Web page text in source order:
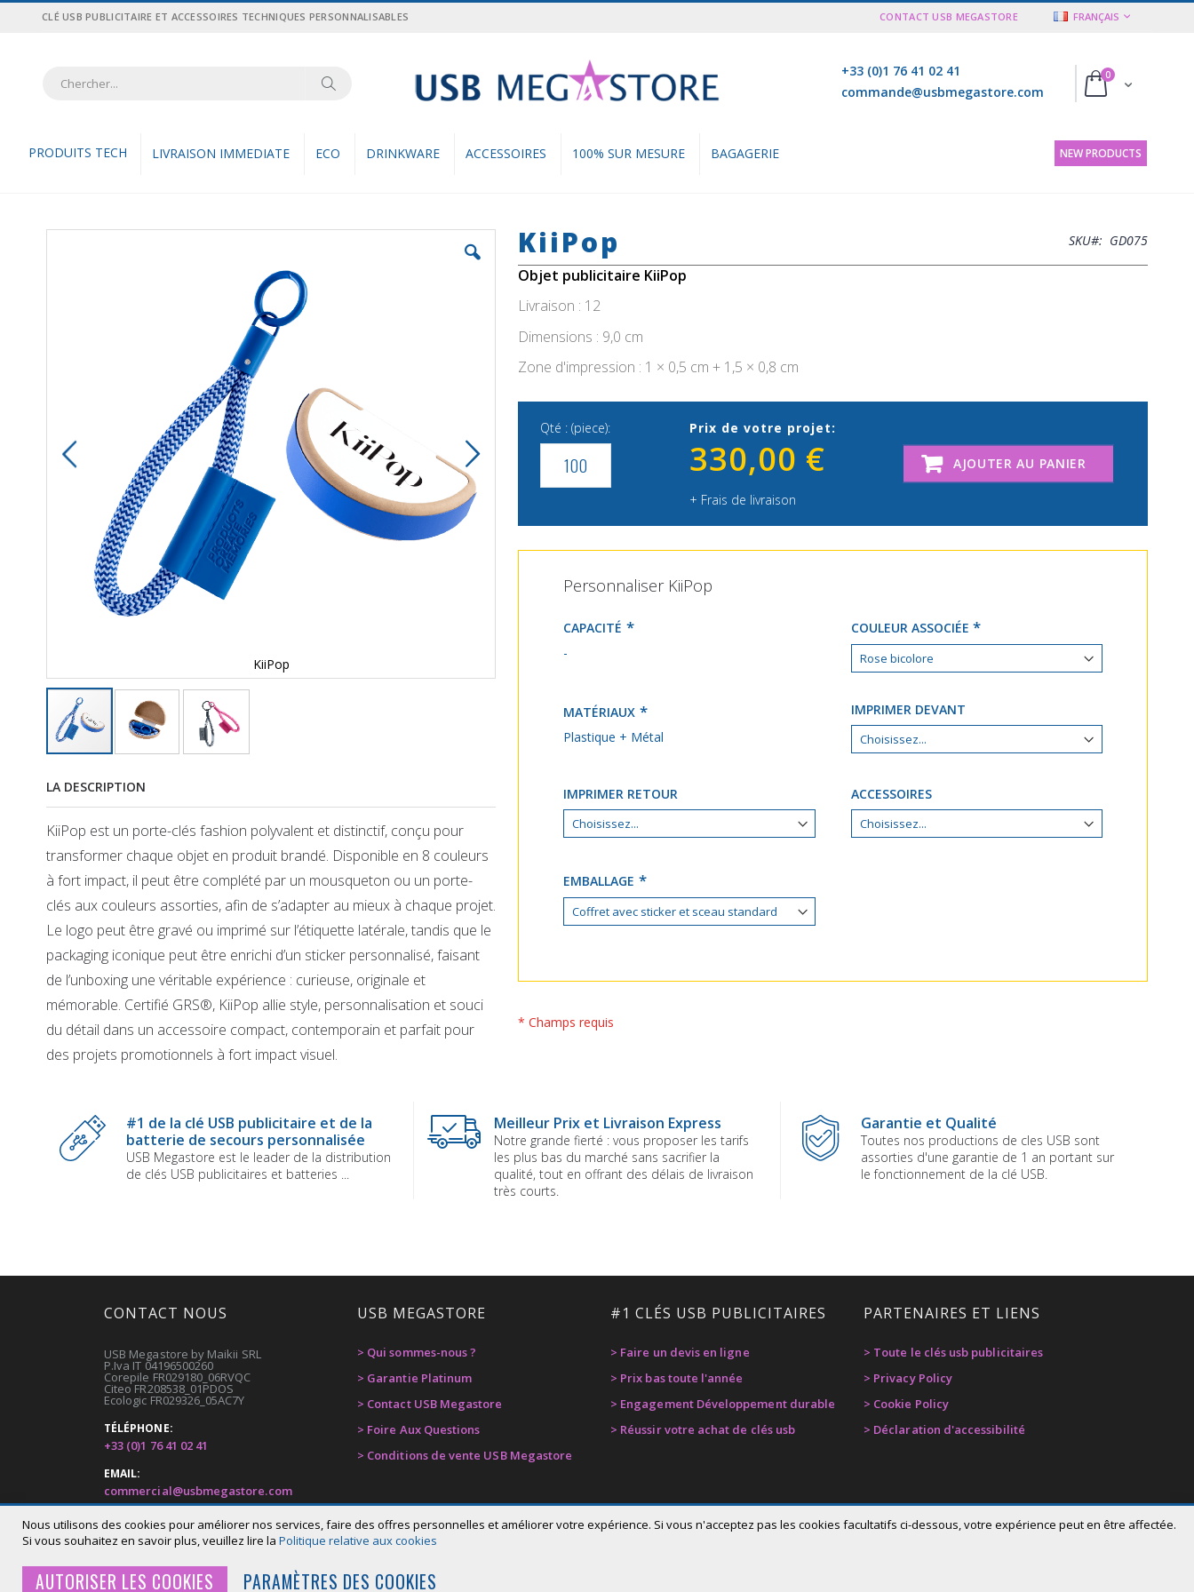
Allez
LANGUEFRANÇAIS
CLÉ USB PUBLICITAIRE ET ACCESSOIRES TECHNIQUES PERSONNALISABLES CONTACT USB MEGASTORE
Cart
0articles
Rechercher
+33 (0)1 76 41 02 41
commande@usbmegastore.com
PRODUITS TECH LIVRAISON IMMEDIATE ECO DRINKWARE ACCESSOIRES 100% SUR MESURE BAGAGERIE NEW PRODUCTS
KiiPop
LA DESCRIPTION
KiiPop est un porte-clés fashion polyvalent et distinctif, conçu pour
transformer chaque objet en produit brandé. Disponible en 8 couleurs
à fort impact, il peut être complété par un mousqueton ou un porte-
clés aux couleurs assorties, afin de s’adapter au mieux à chaque projet.
Le logo peut être gravé ou imprimé sur l’étiquette latérale, tandis que le
packaging iconique peut être enrichi d’un sticker personnalisé, faisant
de l’unboxing une véritable expérience : curieuse, originale et
mémorable. Certifié GRS®, KiiPop allie style, personnalisation et souci
du détail dans un accessoire compact, contemporain et parfait pour
des projets promotionnels à fort impact visuel.
beginning
the
KiiPop SKU GD075
Objet publicitaire KiiPop
Livraison : 12
Dimensions : 9,0 cm
Zone d'impression : 1 × 0,5 cm + 1,5 × 0,8 cm
Qté : (piece): Prix de votre projet:
330,00 €
+ Frais de livraison
AJOUTER AU PANIER
Personnaliser KiiPop
CAPACITÉ
-
COULEUR ASSOCIÉE
MATÉRIAUX
Plastique + Métal
IMPRIMER DEVANT
IMPRIMER RETOUR ACCESSOIRES
EMBALLAGE
* Champs requis
#1 de la clé USB publicitaire et de la
batterie de secours personnalisée
USB Megastore est le leader de la distribution
de clés USB publicitaires et batteries ...
Meilleur Prix et Livraison Express
Notre grande fierté : vous proposer les tarifs
les plus bas du marché sans sacrifier la
qualité, tout en offrant des délais de livraison
très courts.
Garantie et Qualité
Toutes nos productions de cles USB sont
assorties d'une garantie de 1 an portant sur
le fonctionnement de la clé USB.
CONTACT NOUS
USB Megastore by Maikii SRL
P.Iva IT 04196500260
Corepile FR029180_06RVQC
Citeo FR208538_01PDOS
Ecologic FR029326_05AC7Y
TÉLÉPHONE:
+33 (0)1 76 41 02 41
EMAIL:
commercial@usbmegastore.com
ADDRESSE:
Via G.Bortolan 44, Carbonera (TV) Italy
USB MEGASTORE
> Qui sommes-nous ?
> Garantie Platinum
> Contact USB Megastore
> Foire Aux Questions
> Conditions de vente USB Megastore
#1 CLÉS USB PUBLICITAIRES
> Faire un devis en ligne
> Prix bas toute l'année
> Engagement Développement durable
> Réussir votre achat de clés usb
PARTENAIRES ET LIENS
> Toute le clés usb publicitaires
> Privacy Policy
> Cookie Policy
> Déclaration d'accessibilité
© 2020 USB Megastore
Nous utilisons des cookies pour améliorer nos services, faire des offres personnelles et améliorer votre expérience. Si vous n'acceptez pas les cookies facultatifs ci-dessous, votre expérience peut en être affectée.
Si vous souhaitez en savoir plus, veuillez lire la Politique relative aux cookies
AUTORISER LES COOKIES PARAMÈTRES DES COOKIES